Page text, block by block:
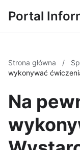
Portal
Strona główna /
wykonywać
Na